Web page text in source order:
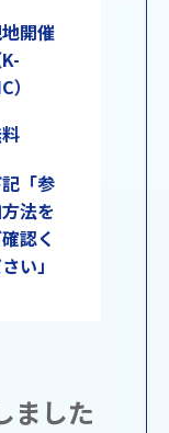
開催
K-
）
「参
法を
認く
い」
ました